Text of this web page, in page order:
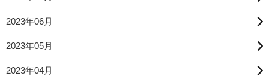
2023年06月
2023年05月
2023年04月